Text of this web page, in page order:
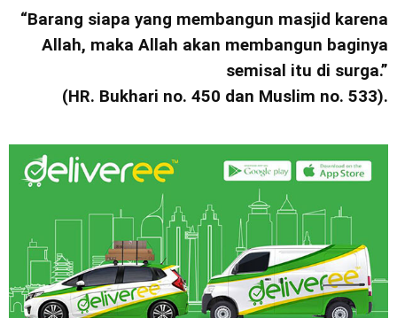
“Barang siapa yang membangun masjid karena
Allah, maka Allah akan membangun baginya
semisal itu di surga.”
(HR. Bukhari no. 450 dan Muslim no. 533).